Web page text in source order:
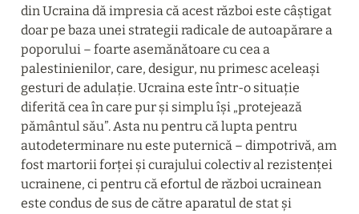
din Ucraina dă impresia că acest război este câștigat
doar pe baza unei strategii radicale de autoapărare a
poporului – foarte asemănătoare cu cea a
palestinienilor, care, desigur, nu primesc aceleași
gesturi de adulație. Ucraina este într-o situație
diferită cea în care pur și simplu își „protejează
pământul său”. Asta nu pentru că lupta pentru
autodeterminare nu este puternică – dimpotrivă, am
fost martorii forței și curajului colectiv al rezistenței
ucrainene, ci pentru că efortul de război ucrainean
este condus de sus de către aparatul de stat și